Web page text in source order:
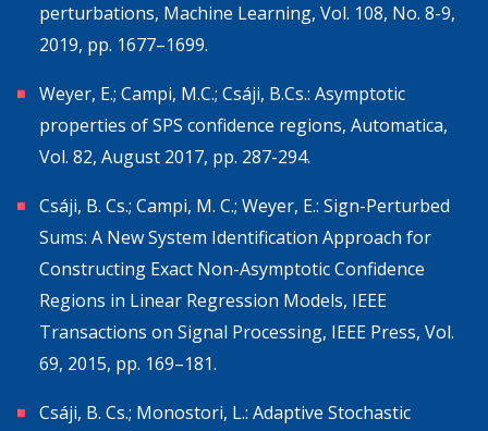
perturbations, Machine Learning, Vol. 108, No. 8-9,
2019, pp. 1677–1699.
Weyer, E.; Campi, M.C.; Csáji, B.Cs.: Asymptotic
properties of SPS confidence regions, Automatica,
Vol. 82, August 2017, pp. 287-294.
Csáji, B. Cs.; Campi, M. C.; Weyer, E.: Sign-Perturbed
Sums: A New System Identification Approach for
Constructing Exact Non-Asymptotic Confidence
Regions in Linear Regression Models, IEEE
Transactions on Signal Processing, IEEE Press, Vol.
69, 2015, pp. 169–181.
Csáji, B. Cs.; Monostori, L.: Adaptive Stochastic